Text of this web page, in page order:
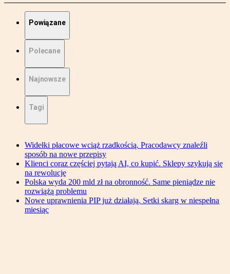
Powiązane
Polecane
Najnowsze
Tagi
Widełki płacowe wciąż rzadkością. Pracodawcy znaleźli
sposób na nowe przepisy
Klienci coraz częściej pytają AI, co kupić. Sklepy szykują się
na rewolucję
Polska wyda 200 mld zł na obronność. Same pieniądze nie
rozwiążą problemu
Nowe uprawnienia PIP już działają. Setki skarg w niespełna
miesiąc